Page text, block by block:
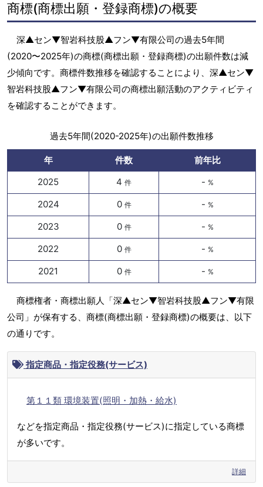
商標(商標出願・登録商標)の概要
深▲セン▼智岩科技股▲フン▼有限公司の過去5年間
(2020〜2025年)の商標(商標出願・登録商標)の出願件数は減
少傾向です。商標件数推移を確認することにより、深▲セン▼
智岩科技股▲フン▼有限公司の商標出願活動のアクティビティ
を確認することができます。
過去5年間(2020-2025年)の出願件数推移
年 件数
前年比
2025
4 件 - %
2024 0 件 - %
2023 0 件 - %
2022 0 件 - %
2021 0 件 - %
商標権者・商標出願人「深▲セン▼智岩科技股▲フン▼有限
公司」が保有する、商標(商標出願・登録商標)の概要は、以下
の通りです。
指定商品・指定役務(サービス)
第１１類 環境装置(照明・加熱・給水)
などを指定商品・指定役務(サービス)に指定している商標
が多いです。
詳細